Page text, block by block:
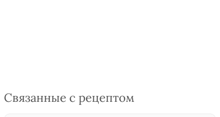
Связанные с рецептом